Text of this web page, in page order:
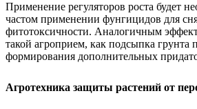
Применение регуляторов роста будет
частом применении фунгицидов для
фитотоксичности. Аналогичным
такой агроприем, как подсыпка грунта
формирования дополнительных
Агротехника защиты растений от